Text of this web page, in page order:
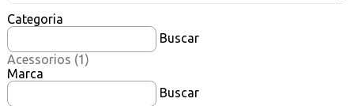
Categoria
Buscar
Acessorios (1)
Marca
Buscar